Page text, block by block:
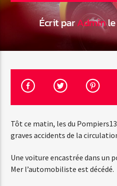
En ce moment
Artiste
Emission en cours
Web-Radio-
13:00 20:00
Web-Radio-Le-
Écrit parAdminle
Tôt ce matin, les du
graves accidents de la
Une voiture encastrée dans un
Mer l’automobiliste est décédé.